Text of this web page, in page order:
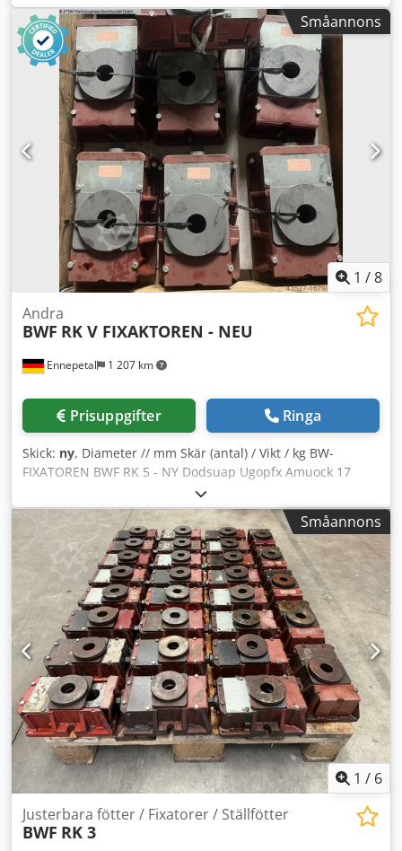
Småannons
1 /8
Ennepetal 1 207 km
Andra
BWF RK V FIXAKTOREN - NEU
Prisuppgifter Ringa
Skick: ny, Diameter // mm Skär (antal) / Vikt / kg BW-
FIXATOREN BWF RK 5 - NY Dodsuap Ugopfx Amuock 17
stycken omedelbart tillgängliga Pris per styck 300,00€ exkl.
moms Skick: NY I leveransen ingår: 1x BWF RK V fixator
Småannons
1 / 6
Justerbara fötter / Fixatorer / Ställfötter
BWF RK 3